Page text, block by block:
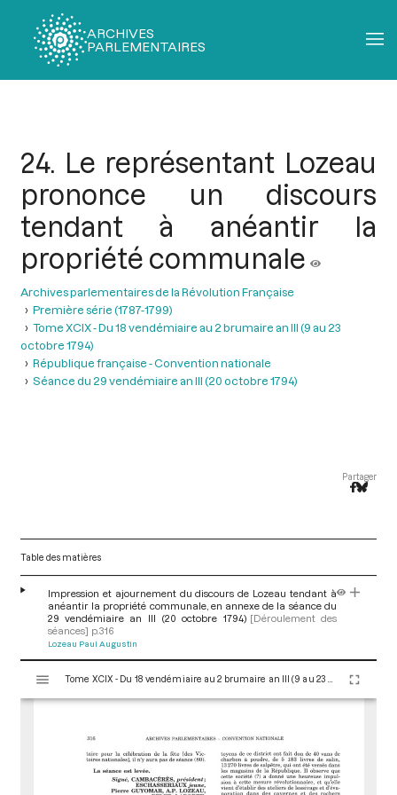
ARCHIVES
PARLEMENTAIRES
24. Le représentant Lozeau
prononce un discours
tendant à anéantir la
propriété communale
Archives parlementaires de la Révolution Française
Première série (1787-1799)
Tome XCIX - Du 18 vendémiaire au 2 brumaire an III (9 au 23
octobre 1794)
République française - Convention nationale
Séance du 29 vendémiaire an III (20 octobre 1794)
Partager
Table des matières
Impression et ajournement du discours de Lozeau tendant à
anéantir la propriété communale, en annexe de la séance du
29 vendémiaire an III (20 octobre 1794) [Déroulement des
séances] p.316
Lozeau Paul Augustin
s